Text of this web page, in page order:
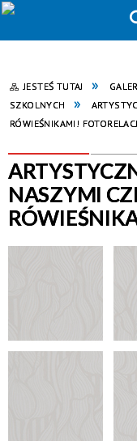
JESTEŚ TUTAJ
SZKOLNYCH
RÓWIEŚNIKAMI!
NASZYMI